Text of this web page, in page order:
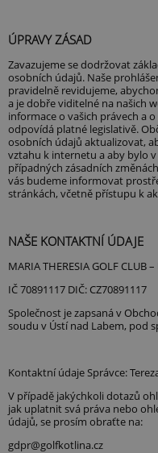
ÚPRAVY ZÁSAD
Zavazujeme se dodržovat
osobních údajů. Naše
pravidelně revidujeme,
a je dobře viditelné na našich
informace o vašich právech a
odpovídá platné legislativě.
osobních údajů aktualizovat,
vztahu k internetu a aby bylo
případných zásadních
vás budeme informovat
stránkách, včetně přístupu k
NAŠE KONTAKTNÍ ÚDAJE
MARIA THERESIA GOLF
IČ 70891117 DIČ: CZ70891117
Společnost je zapsaná v
soudu v Ústí nad Labem, pod
Kontaktní údaje Správce:
V případě jakýchkoli dotazů
jak uplatnit svá práva nebo
údajů, se prosím obraťte na:
gdpr@golfkotlina.cz